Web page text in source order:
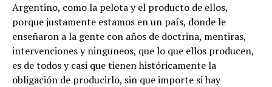
Argentino, como la pelota y el producto de ellos,
porque justamente estamos en un país, donde le
enseñaron a la gente con años de doctrina, mentiras,
intervenciones y ninguneos, que lo que ellos producen,
es de todos y casi que tienen históricamente la
obligación de producirlo, sin que importe si hay